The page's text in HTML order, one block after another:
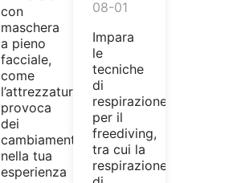
con
maschera
a pieno
facciale,
come
l’attrezzatura
provoca
dei
cambiamenti
nella tua
esperienza
08-01
Impara
le
tecniche
di
respirazione
per il
freediving,
tra cui la
respirazione